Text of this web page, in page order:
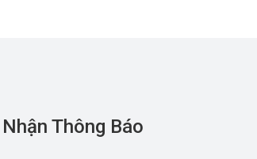
Nhận Thông Báo